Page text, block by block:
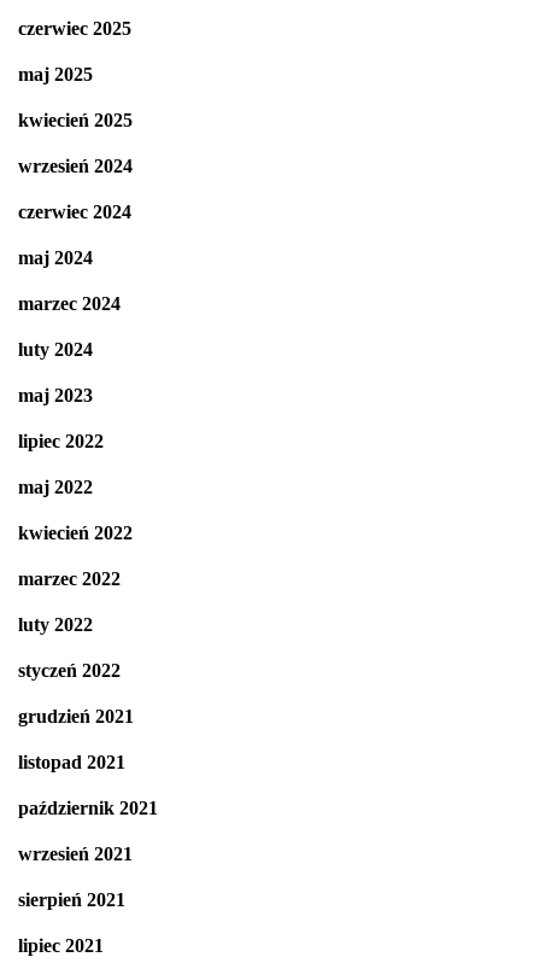
czerwiec 2025
maj 2025
kwiecień 2025
wrzesień 2024
czerwiec 2024
maj 2024
marzec 2024
luty 2024
maj 2023
lipiec 2022
maj 2022
kwiecień 2022
marzec 2022
luty 2022
styczeń 2022
grudzień 2021
listopad 2021
październik 2021
wrzesień 2021
sierpień 2021
lipiec 2021